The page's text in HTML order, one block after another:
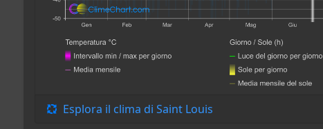
Esplora il clima di Saint Louis